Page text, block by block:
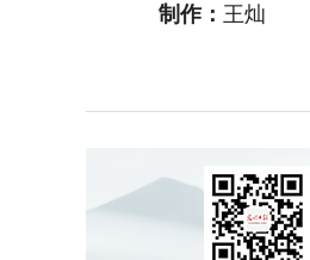
制作： 王灿